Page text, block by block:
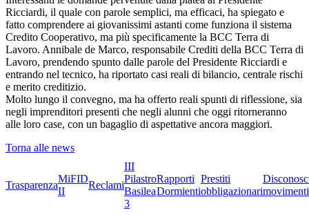
Ricciardi, il quale con parole semplici, ma efficaci, ha spiegato e
fatto comprendere ai giovanissimi astanti come funziona il sistema
Credito Cooperativo, ma più specificamente la BCC Terra di
Lavoro. Annibale de Marco, responsabile Crediti della BCC Terra di
Lavoro, prendendo spunto dalle parole del Presidente Ricciardi e
entrando nel tecnico, ha riportato casi reali di bilancio, centrale rischi
e merito creditizio.
Molto lungo il convegno, ma ha offerto reali spunti di riflessione, sia
negli imprenditori presenti che negli alunni che oggi ritorneranno
alle loro case, con un bagaglio di aspettative ancora maggiori.
Torna alle news
Trasparenza
MiFID
II
Reclami
III
Pilastro
Basilea
3
Rapporti
Dormienti
Prestiti
obbligazionarimovimenti